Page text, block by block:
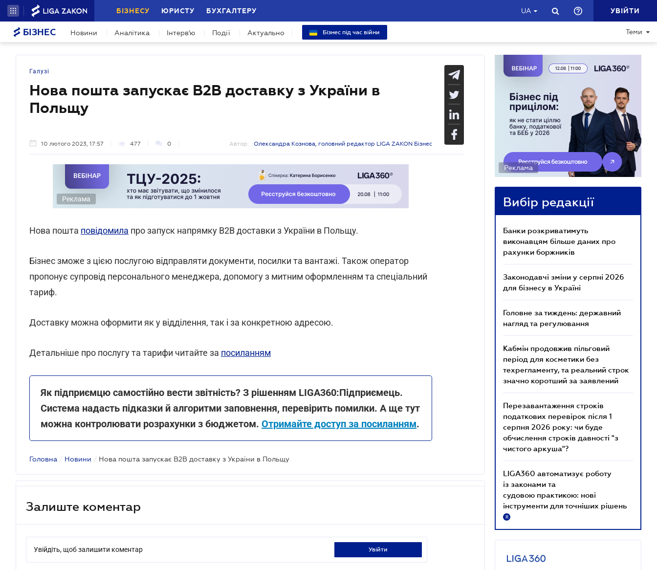
БІЗНЕСУ ЮРИСТУ БУХГАЛТЕРУ UA УВІЙТИ
БІЗНЕС Новини Аналітика Інтерв'ю Події Актуально Бізнес під час війни Теми
Галузі
Нова пошта запускає B2B доставку з України в
Польщу
10 лютого 2023, 17:57 477 0 Автор: Олександра Кознова, головний редактор LIGA ZAKON Бізнес
Реклама
Нова пошта повідомила про запуск напрямку B2B доставки з України в Польщу.
Бізнес зможе з цією послугою відправляти документи, посилки та вантажі. Також оператор
пропонує супровід персонального менеджера, допомогу з митним оформленням та спеціальний
тариф.
Доставку можна оформити як у відділення, так і за конкретною адресою.
Детальніше про послугу та тарифи читайте за посиланням
Як підприємцю самостійно вести звітність? З рішенням LIGA360:Підприємець.
Система надасть підказки й алгоритми заповнення, перевірить помилки. А ще тут
можна контролювати розрахунки з бюджетом. Отримайте доступ за посиланням.
Головна / Новини / Нова пошта запускає B2B доставку з України в Польщу
Залиште коментар
Увійдіть, щоб залишити коментар увійти
Реклама
Вибір редакції
Банки розкриватимуть
виконавцям більше даних про
рахунки боржників
Законодавчі зміни у серпні 2026
для бізнесу в Україні
Головне за тиждень: державний
нагляд та регулювання
Кабмін продовжив пільговий
період для косметики без
техрегламенту, та реальний строк
значно коротший за заявлений
Перезавантаження строків
податкових перевірок після 1
серпня 2026 року: чи буде
обчислення строків давності "з
чистого аркуша"?
LIGA360 автоматизує роботу
із законами та
судовою практикою: нові
інструменти для точніших рішень
R